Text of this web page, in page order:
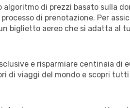
di prezzi basato sulla
di prenotazione. Per
biglietto aereo che si adatta al
e risparmiare centinaia di
di viaggi del mondo e scopri